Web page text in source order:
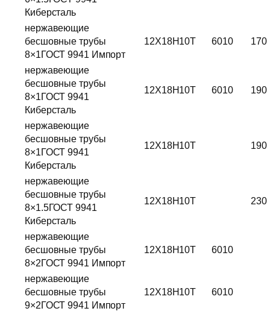
Киберсталь
нержавеющие
бесшовные трубы
8×1ГОСТ 9941 Импорт
12Х18Н10Т 6010 170
нержавеющие
бесшовные трубы
8×1ГОСТ 9941
Киберсталь
12Х18Н10Т 6010 190
нержавеющие
бесшовные трубы
8×1ГОСТ 9941
Киберсталь
12Х18Н10Т 190
нержавеющие
бесшовные трубы
8×1.5ГОСТ 9941
Киберсталь
12Х18Н10Т 230
нержавеющие
бесшовные трубы
8×2ГОСТ 9941 Импорт
12Х18Н10Т 6010
нержавеющие
бесшовные трубы
9×2ГОСТ 9941 Импорт
12Х18Н10Т 6010